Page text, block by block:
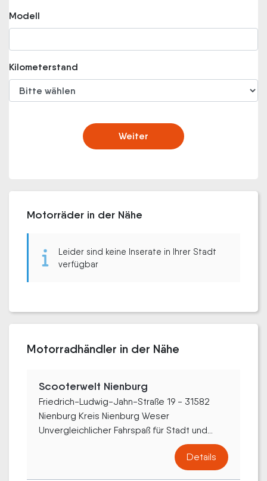
Modell
Kilometerstand
Weiter
Motorräder in der Nähe
Leider sind keine Inserate in Ihrer Stadt
verfügbar
Motorradhändler in der Nähe
Scooterwelt Nienburg
Friedrich-Ludwig-Jahn-Straße 19 - 31582
Nienburg Kreis Nienburg Weser
Unvergleichlicher Fahrspaß für Stadt und...
Details